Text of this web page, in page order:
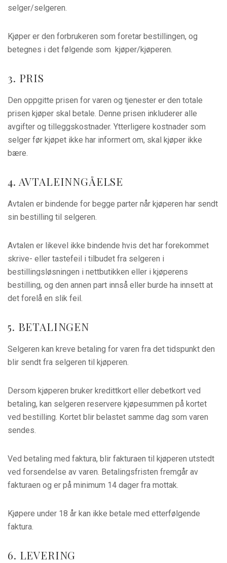
selger/selgeren.
Kjøper er den forbrukeren som foretar bestillingen, og
betegnes i det følgende som kjøper/kjøperen.
3. PRIS
Den oppgitte prisen for varen og tjenester er den totale
prisen kjøper skal betale. Denne prisen inkluderer alle
avgifter og tilleggskostnader. Ytterligere kostnader som
selger før kjøpet ikke har informert om, skal kjøper ikke
bære.
4. AVTALEINNGÅELSE
Avtalen er bindende for begge parter når kjøperen har sendt
sin bestilling til selgeren.
Avtalen er likevel ikke bindende hvis det har forekommet
skrive- eller tastefeil i tilbudet fra selgeren i
bestillingsløsningen i nettbutikken eller i kjøperens
bestilling, og den annen part innså eller burde ha innsett at
det forelå en slik feil.
5. BETALINGEN
Selgeren kan kreve betaling for varen fra det tidspunkt den
blir sendt fra selgeren til kjøperen.
Dersom kjøperen bruker kredittkort eller debetkort ved
betaling, kan selgeren reservere kjøpesummen på kortet
ved bestilling. Kortet blir belastet samme dag som varen
sendes.
Ved betaling med faktura, blir fakturaen til kjøperen utstedt
ved forsendelse av varen. Betalingsfristen fremgår av
fakturaen og er på minimum 14 dager fra mottak.
Kjøpere under 18 år kan ikke betale med etterfølgende
faktura.
6. LEVERING